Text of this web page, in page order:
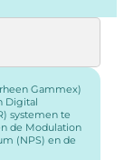
Gammex)
Digital
systemen te
de Modulation
(NPS) en de